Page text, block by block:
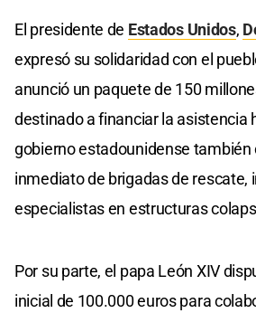
El presidente de Estados Unidos,
expresó su solidaridad con el
anunció un paquete de 150
destinado a financiar la asistencia
gobierno estadounidense
inmediato de brigadas de rescate,
especialistas en estructuras
Por su parte, el papa León XIV
inicial de 100.000 euros para